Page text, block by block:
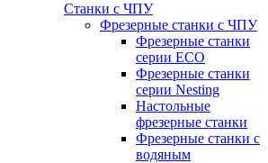
Станки с ЧПУ
Фрезерные станки с ЧПУ
Фрезерные станки
серии ECO
Фрезерные станки
серии Nesting
Настольные
фрезерные станки
Фрезерные станки с
водяным